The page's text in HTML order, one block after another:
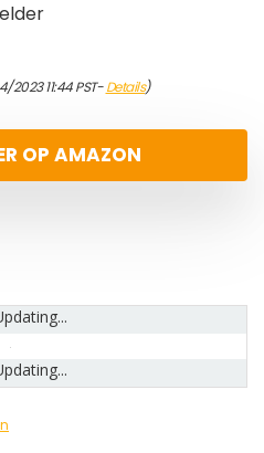
2023 11:44 PST-Details)
OP AMAZON